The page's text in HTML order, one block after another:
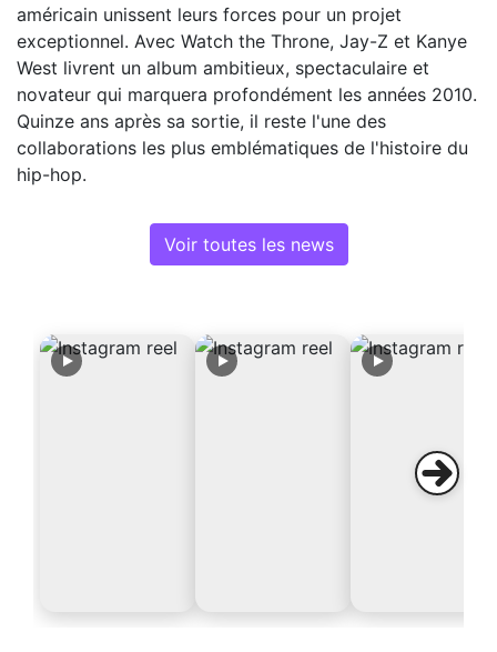
américain unissent leurs forces pour un projet
exceptionnel. Avec Watch the Throne, Jay-Z et Kanye
West livrent un album ambitieux, spectaculaire et
novateur qui marquera profondément les années 2010.
Quinze ans après sa sortie, il reste l'une des
collaborations les plus emblématiques de l'histoire du
hip-hop.
Voir toutes les news